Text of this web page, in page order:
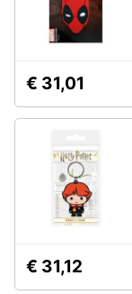
€ 31,01
€ 31,12